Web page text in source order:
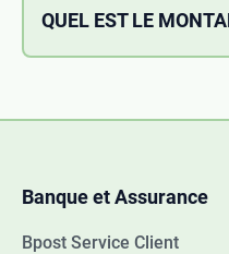
envoyé par e-mail.
Veuillez vous référer à
http://
QUEL EST LE
Si vous avez prépayé
Banque et Assurance
Bpost Service Client